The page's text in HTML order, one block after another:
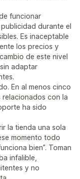
funcionar
durante el
Es inaceptable
los precios y
de este nivel
adaptar
En al menos cinco
con la
ha sido
la tienda una sola
momento todo
bien”. Toman
infalible,
y no